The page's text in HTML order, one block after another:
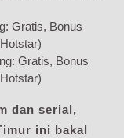
Gratis, Bonus
Gratis, Bonus
dan serial,
ini bakal